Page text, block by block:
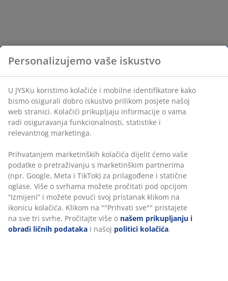
Personalizujemo vaše iskustvo
U JYSKu koristimo kolačiće i mobilne identifikatore kako
bismo osigurali dobro iskustvo prilikom posjete našoj
web stranici. Kolačići prikupljaju informacije o vama
radi osiguravanja funkcionalnosti, statistike i
relevantnog marketinga.
Prihvatanjem marketinških kolačića dijelit ćemo vaše
podatke o pretraživanju s marketinškim partnerima
(npr. Google, Meta i TikTok) za prilagođene i statične
oglase. Više o svrhama možete pročitati pod opcijom
“Izmijeni” i možete povući svoj pristanak klikom na
ikonicu kolačića. Klikom na ""Prihvati sve"" pristajete
na sve tri svrhe. Pročitajte više o našem prikupljanju i
obradi ličnih podataka i našoj politici kolačića.